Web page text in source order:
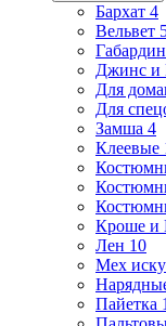
Бархат 4
Вельвет
Габардин
Джинс и
Для
Для
Замша 4
Клеевые
Кроше и
Лен 10
Мех
Пайетка